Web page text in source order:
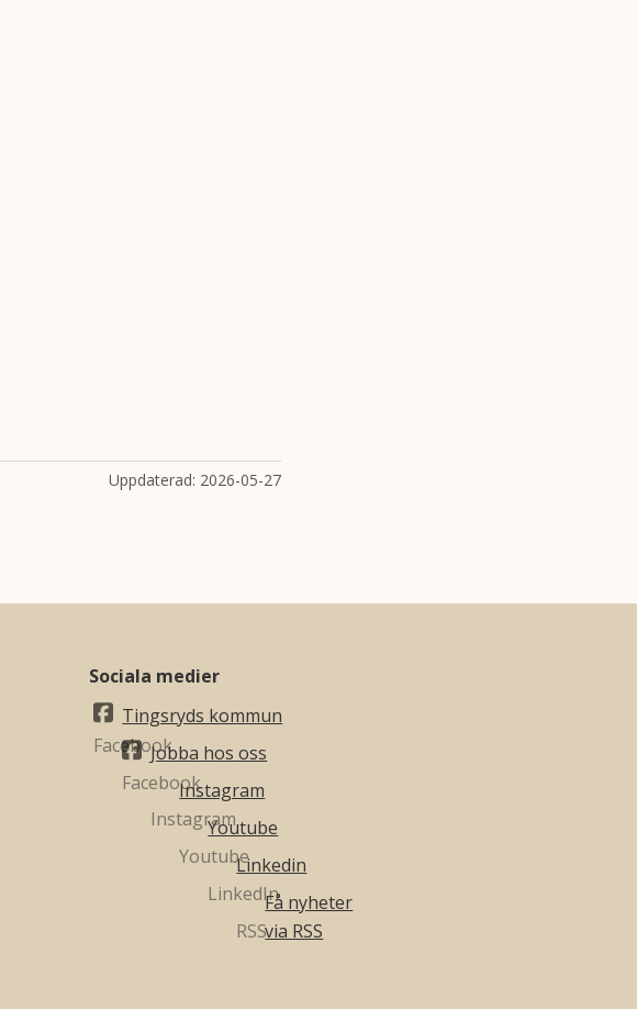
Uppdaterad: 2026-05-27
Sociala medier
Tingsryds kommun
Jobba hos oss
Instagram
Youtube
Linkedin
Få nyheter
via RSS